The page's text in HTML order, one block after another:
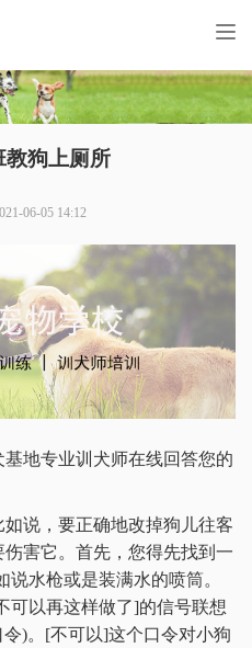
教狗上厕所
06-05 14:12
地专业训犬师在线回答您的
如说，要正确地改掉狗儿往客
害它。首先，您得先找到一
水枪或是装满水的喷筒。
可以再这样做了]的信号联想
)。[不可以]这个口令对小狗